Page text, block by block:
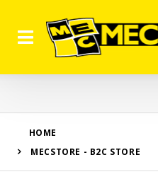
HOME
MECSTORE - B2C STORE